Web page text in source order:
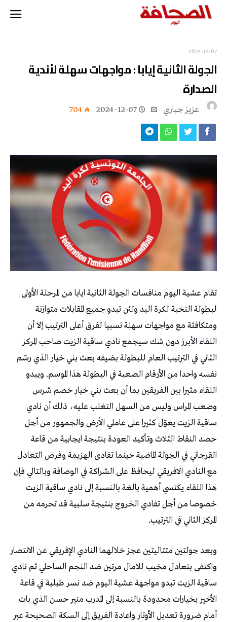
2024-12-07
الجولة الثانية إيابا : مواجهات سهلة لأندية
الصدارة
عزيز جباري 2024-12-07
704
تقام عشية اليوم منافسات الجولة الثانية ايابا من المرحلة الأولى
لبطولة النخبة لكرة اليد ولئن تبدو جميع المقابلات متوازنة
ومتكافئة مع مواجهات سهلة نسبيا لفرق أعلى الترتيب إلا أن
اللقاء الأبرز دون شك سيجمع نادي ساقية الزيت صاحب المركز
الثاني في الترتيب العام للبطولة بضيفه بعث بني خيار الذي رسّم
نفسه واحدا من الأرقام الصعبة في البطولة هذا الموسم. ويبدو
اللقاء مثيرا بين الفريقين بما أن بعث بني خيار خصم شرس
وصعب المراس وليس من السهل التغلب عليه، ذلك أن نادي
ساقية الزيت يعوّل كثيرا على عاملي الأرض والجمهور من أجل
حصد النقاط الثلاث وتأكيد العودة بنتيجة ايجابية من قاعة
القرجاني في الجولة الماضية حينما تفادى الهزيمة وفرض التعادل
مع النادي الافريقي ليحافظ على الشراكة في الوصافة وبالتالي فإن
هذا اللقاء يكتسي أهمية بالغة بالنسبة إلى نادي ساقية الزيت
خصوصا من أجل تفادي الخروج بنتيجة سلبية قد تحرمه من
المركز الثاني في الترتيب.
وبعد جولتين متتاليتين عجز خلالهما النادي الإفريقي عن الانتصار
واكتفى بتعادل مخيب للامال مرتين ضد النجم الساحلي ثم نادي
ساقية الزيت تبدو مواجهة عشية اليوم ضد نسر طبلبة في قاعة
الأخير بخيارات محدودة بالنسبة إلى المدرب منير حسن الذي بات
أمام ضرورة تعديل الأوتار واعادة الفريق إلى السكة الصحيحة عبر